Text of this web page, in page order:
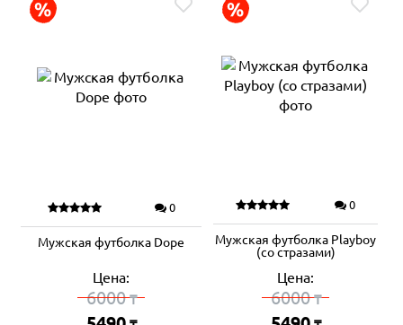
0
Мужская футболка Dope
Цена:
6000₸
0
Мужская футболка Playboy
(со стразами)
Цена:
6000₸